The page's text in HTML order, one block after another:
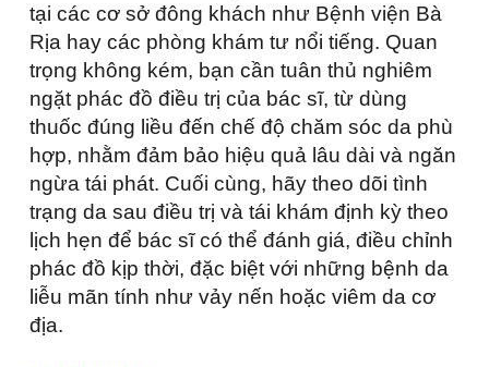
tại các cơ sở đông khách như Bệnh viện Bà
Rịa hay các phòng khám tư nổi tiếng. Quan
trọng không kém, bạn cần tuân thủ nghiêm
ngặt phác đồ điều trị của bác sĩ, từ dùng
thuốc đúng liều đến chế độ chăm sóc da phù
hợp, nhằm đảm bảo hiệu quả lâu dài và ngăn
ngừa tái phát. Cuối cùng, hãy theo dõi tình
trạng da sau điều trị và tái khám định kỳ theo
lịch hẹn để bác sĩ có thể đánh giá, điều chỉnh
phác đồ kịp thời, đặc biệt với những bệnh da
liễu mãn tính như vảy nến hoặc viêm da cơ
địa.